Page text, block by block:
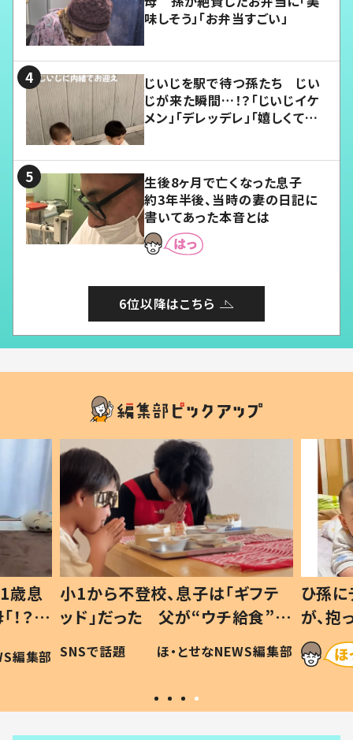
味しそう」「お弁当すごい」
じいじを駅で待つ孫たち じい
じが来た瞬間…！？「じいじイケ
メン」「デレッデレ」「嬉しくて可
生後8ヶ月で亡くなった息子
約3年半後、当時の妻の日記に
書いてあった本音とは
6位以降はこちら
歳息
？」
編集部
小1から不登校、息子は「ギフテ
ッド」だった 父が“ウチ給食”を
作り続ける理由とは #令和の親
#令和の子
SNSで話題 ほ・とせなNEWS編集部
ひ孫
が、
「涙が
い」